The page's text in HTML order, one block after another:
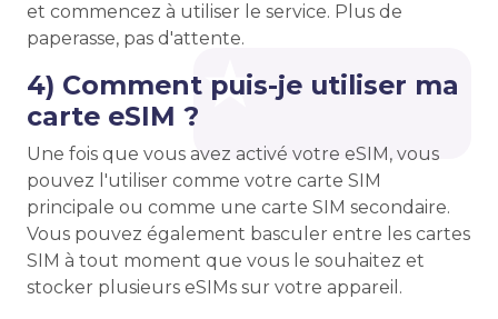
et commencez à utiliser le service. Plus de
paperasse, pas d'attente.
4) Comment puis-je utiliser ma
carte eSIM ?
Une fois que vous avez activé votre eSIM, vous
pouvez l'utiliser comme votre carte SIM
principale ou comme une carte SIM secondaire.
Vous pouvez également basculer entre les cartes
SIM à tout moment que vous le souhaitez et
stocker plusieurs eSIMs sur votre appareil.